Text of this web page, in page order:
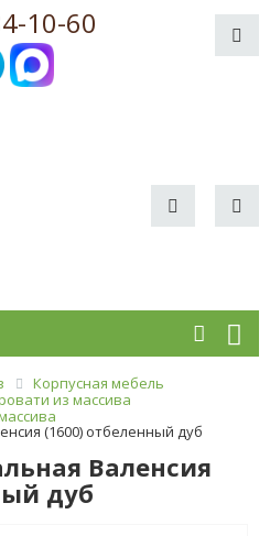
10-60
Корпусная мебель
из массива
(1600) отбеленный дуб
Валенсия
дуб